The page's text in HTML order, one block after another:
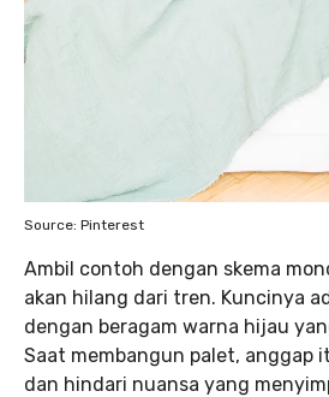
Source: Pinterest
Ambil contoh dengan skema
akan hilang dari tren. Kuncinya
dengan beragam warna hijau
Saat membangun palet, anggap
dan hindari nuansa yang